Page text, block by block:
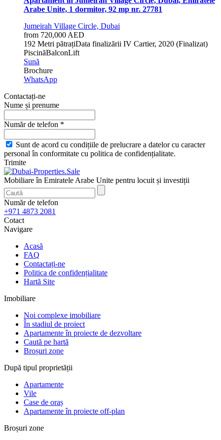
Arabe Unite, 1 dormitor, 92 mp nr. 27781
Jumeirah Village Circle, Dubai
from 720,000 AED
192 Metri pătrațiData finalizării IV Cartier, 2020 (Finalizat)
PiscinăBalconLift
Sună
Brochure
WhatsApp
Contactați-ne
Nume și prenume
Număr de telefon *
Sunt de acord cu condițiile de prelucrare a datelor cu caracter
personal în conformitate cu politica de confidențialitate.
Trimite
Mobiliare în Emiratele Arabe Unite pentru locuit și investiții
Număr de telefon
+971 4873 2081
Cotact
Navigare
Acasă
FAQ
Contactați-ne
Politica de confidențialitate
Hartă Site
Imobiliare
Noi complexe imobiliare
În stadiul de proiect
Apartamente în proiecte de dezvoltare
Caută pe hartă
Broșuri zone
După tipul proprietății
Apartamente
Vile
Case de oraș
Apartamente în proiecte off-plan
Broșuri zone